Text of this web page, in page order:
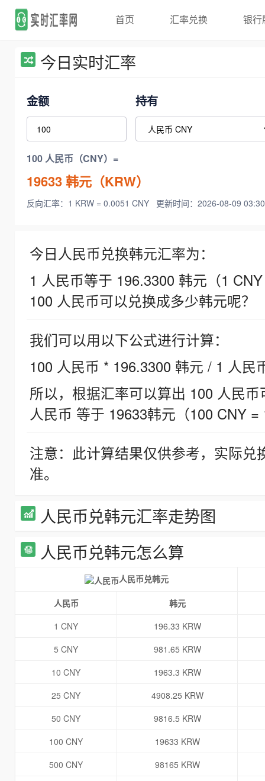
首页 汇率兑换 银行
今日实时汇率
金额 持有
100 人民币（CNY）=
19633韩元（KRW）
反向汇率：1 KRW = 0.0051 CNY 更新时间：2026-08-09
今日人民币兑换韩元汇率为：
1 人民币等于 196.3300 韩元（1
100 人民币可以兑换成多少韩元呢？
我们可以用以下公式进行计算：
100 人民币 * 196.3300 韩元 / 1 人民
所以，根据汇率可以算出 100 人民
人民币 等于 19633韩元（100 CNY =
注意：此计算结果仅供参考，实际
准。
人民币兑韩元汇率走势图
人民币兑韩元怎么算
人民币兑韩元
人民币
韩元
1 CNY
196.33 KRW
5 CNY
981.65 KRW
10 CNY
1963.3 KRW
25 CNY
4908.25 KRW
50 CNY
9816.5 KRW
100 CNY
19633 KRW
500 CNY
98165 KRW